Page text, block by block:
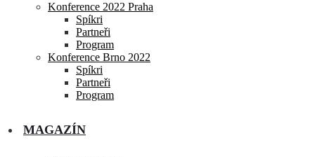
Konference 2022 Praha
Spíkri
Partneři
Program
Konference Brno 2022
Spíkri
Partneři
Program
MAGAZÍN